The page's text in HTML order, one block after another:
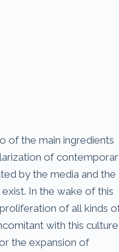
of the main ingredients
of
by the media and the
In the wake of this
of all kinds
with this culture,
the expansion of